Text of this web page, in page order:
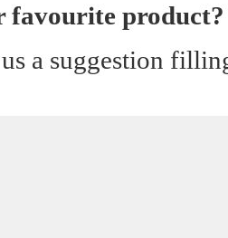
favourite product?
a suggestion